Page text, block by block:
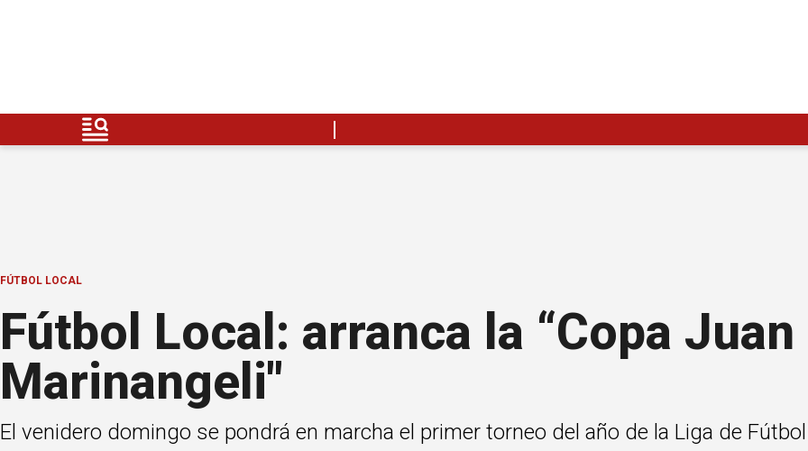
FÚTBOL LOCAL
Fútbol Local: arranca la “Copa
Marinangeli"
El venidero domingo se pondrá en marcha el primer torneo del año de la Liga de